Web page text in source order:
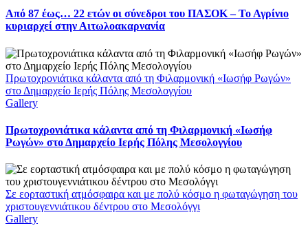
Από 87 έως… 22 ετών οι σύνεδροι του ΠΑΣΟΚ – Το Αγρίνιο
κυριαρχεί στην Αιτωλοακαρνανία
Πρωτοχρονιάτικα κάλαντα από τη Φιλαρμονική «Ιωσήφ Ρωγών»
στο Δημαρχείο Ιερής Πόλης Μεσολογγίου
Gallery
Πρωτοχρονιάτικα κάλαντα από τη Φιλαρμονική «Ιωσήφ
Ρωγών» στο Δημαρχείο Ιερής Πόλης Μεσολογγίου
Σε εορταστική ατμόσφαιρα και με πολύ κόσμο η φωταγώγηση του
χριστουγεννιάτικου δέντρου στο Μεσολόγγι
Gallery